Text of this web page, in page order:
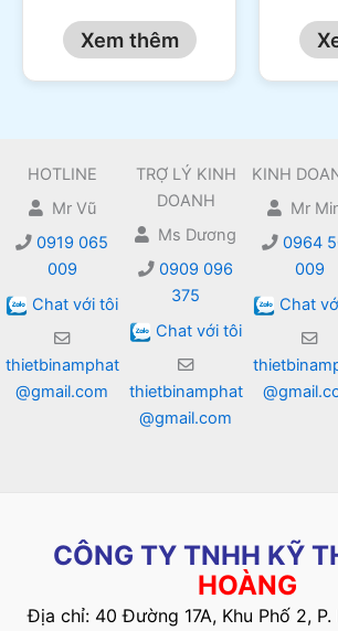
Xem thêm
HOTLINE
Mr Vũ
0919 065
009
Chat với tôi
thietbinamphat
@gmail.com
TRỢ LÝ KINH
DOANH
Ms Dương
0909 096
375
Chat với tôi
thietbinamphat
@gmail.com
KINH
Mr
0964
009
Chat
CÔNG TY TNHH KỸ
HOÀNG
Địa chỉ: 40 Đường 17A, Khu Phố 2,